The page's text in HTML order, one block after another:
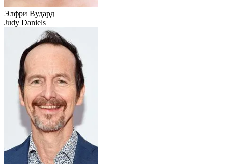
Элфри Вудард
Judy Daniels